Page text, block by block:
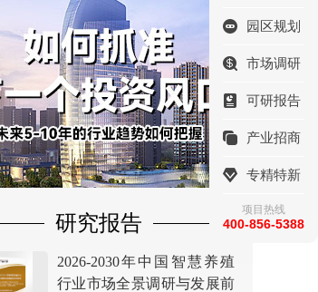
研究报告
2026-2030年中国智慧养殖
行业市场全景调研与发展前
园区规划
市场调研
可研报告
产业招商
专精特新
项目热线
400-856-5388